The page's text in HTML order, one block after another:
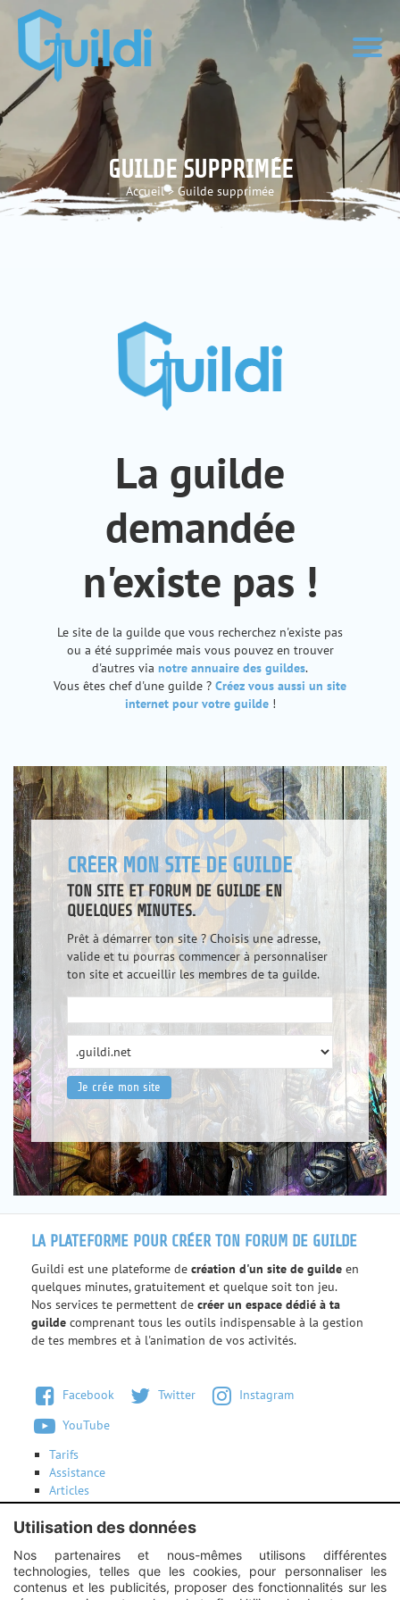
GUILDE SUPPRIMÉE
Accueil > Guilde supprimée
La guilde
demandée
n'existe pas !
Le site de la guilde que vous recherchez n'existe pas
ou a été supprimée mais vous pouvez en trouver
d'autres via notre annuaire des guildes.
Vous êtes chef d'une guilde ? Créez vous aussi un site
internet pour votre guilde!
CRÉER MON SITE DE GUILDE
TON SITE ET FORUM DE GUILDE EN
QUELQUES MINUTES.
Prêt à démarrer ton site ? Choisis une adresse,
valide et tu pourras commencer à personnaliser
ton site et accueillir les membres de ta guilde.
LA PLATEFORME POUR CRÉER TON FORUM DE GUILDE
Guildi est une plateforme de création d'un site de guilde en
quelques minutes, gratuitement et quelque soit ton jeu.
Nos services te permettent de créer un espace dédié à ta
guilde comprenant tous les outils indispensable à la gestion
de tes membres et à l'animation de vos activités.
Facebook Twitter
Instagram
YouTube
Tarifs
Assistance
Articles
Conditions d'utilisation
Contactez-nous
Instagram :Unexpected response structure
Utilisation des données
Nos partenaires et nous-mêmes utilisons différentes
technologies, telles que les cookies, pour personnaliser les
contenus et les publicités, proposer des fonctionnalités sur les